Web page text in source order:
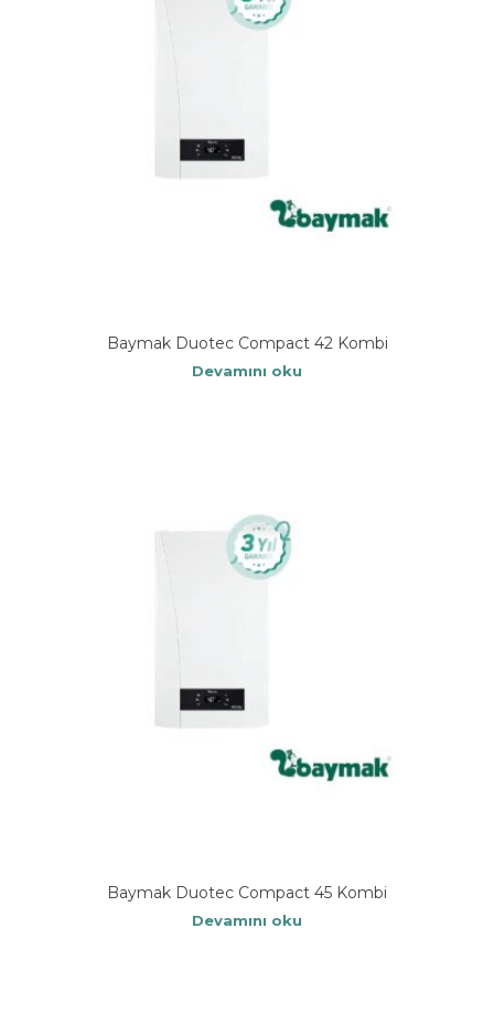
Baymak Duotec Compact 42 Kombi
Devamını oku
Baymak Duotec Compact 45 Kombi
Devamını oku